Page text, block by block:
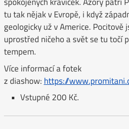
tu tak nějak v Evropě, i když
geologicky už v Americe. Pocitově
uprostřed ničeho a svět se tu točí
tempem.
Více informací a fotek
z diashow: https://
Vstupné 200 Kč.